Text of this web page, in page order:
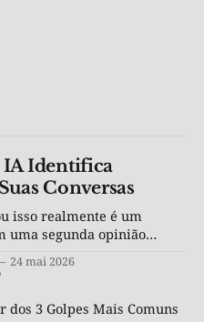
IA Identifica
Conversas
isso realmente é um
uma segunda opinião
24 mai 2026
3 Golpes Mais Comuns